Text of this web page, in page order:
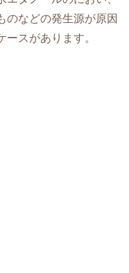
のなどの発生源が原因
スがあります。